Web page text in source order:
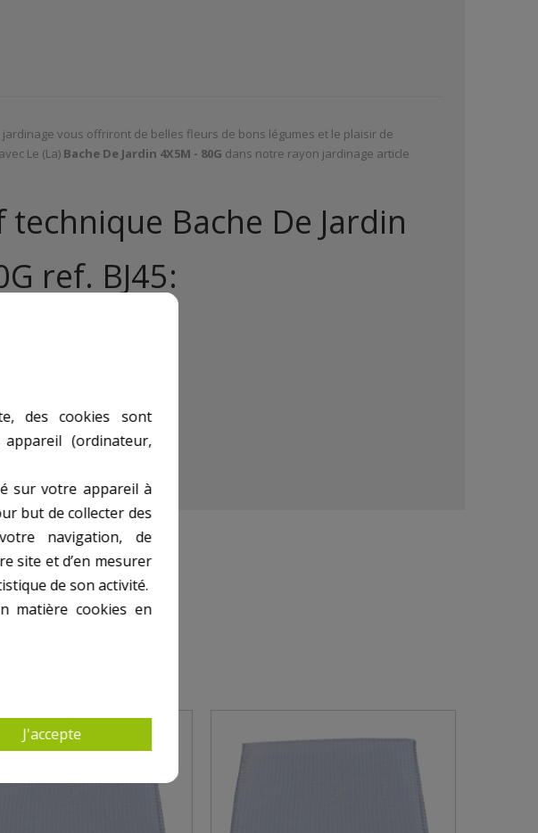
vous offriront de belles fleurs de bons légumes et le plaisir de
Le (La) Bache De Jardin 4X5M - 80G dans notre rayon jardinage article
Bache De Jardin
ref. BJ45:
BÂCHES
des cookies sont
(ordinateur,
sur votre appareil à
but de collecter des
navigation, de
site et d’en mesurer
de son activité.
matière cookies en
J'accepte